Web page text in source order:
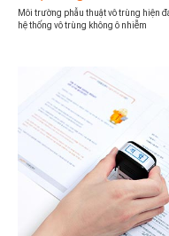
Môi trường phẫu thuật vô trùng hiện
hệ thống vô trùng không ô nhiễm